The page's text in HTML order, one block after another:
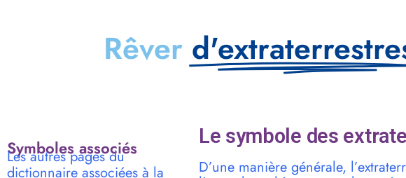
Rêver
Symboles associés
Les autres pages du
dictionnaire associées à la
Le symbole des
D’une manière générale,